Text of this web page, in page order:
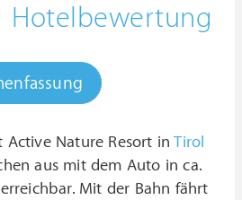
Hotelbewertung
Active Nature Resort inTirol
aus mit dem Auto in ca.
Mit der Bahn fährt